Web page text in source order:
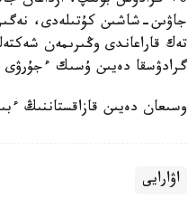
جاۋىن-شاشىن كۇتىلەدى،
گرادۋسقا دەيىن ۇسىك ءجۇرۋى
وسىعان دەيىن قازاقستاننىڭ
اۋارايى